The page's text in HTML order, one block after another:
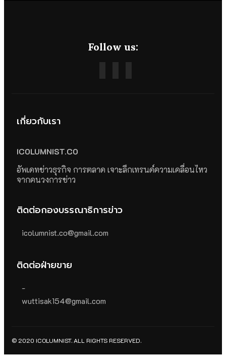
Follow us:
เกี่ยวกับเรา
ICOLUMNIST.CO
อัพเดทข่าวธุรกิจ การตลาด เจาะลึกเทรนด์ความเคลื่อนไหว
จากคนวงการข่าว
ติดต่อกองบรรณาธิการข่าว
icolumnist.co@gmail.com
ติดต่อฝ่ายขาย
-
wuttisak154@gmail.com
© 2020 ICOLUMNIST. ALL RIGHTS RESERVED.